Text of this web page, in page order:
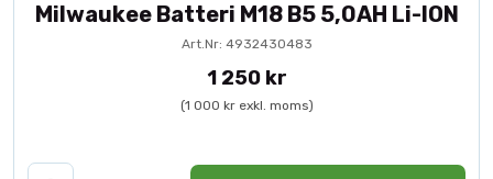
Milwaukee Batteri M18 B5 5,0AH Li-ION
Art.Nr: 4932430483
1 250 kr
(1 000 kr exkl. moms)